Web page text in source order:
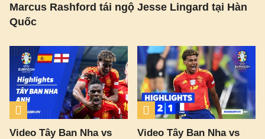
Marcus Rashford tái ngộ Jesse Lingard tại Hàn
Quốc
Video Tây Ban Nha vs
Video Tây Ban Nha vs